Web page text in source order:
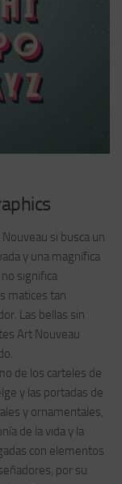
si busca un
y una magnífica
significa
matices tan
Las bellas sin
Art Nouveau
de los carteles de
y las portadas de
y ornamentales,
de la vida y la
con elementos
por su